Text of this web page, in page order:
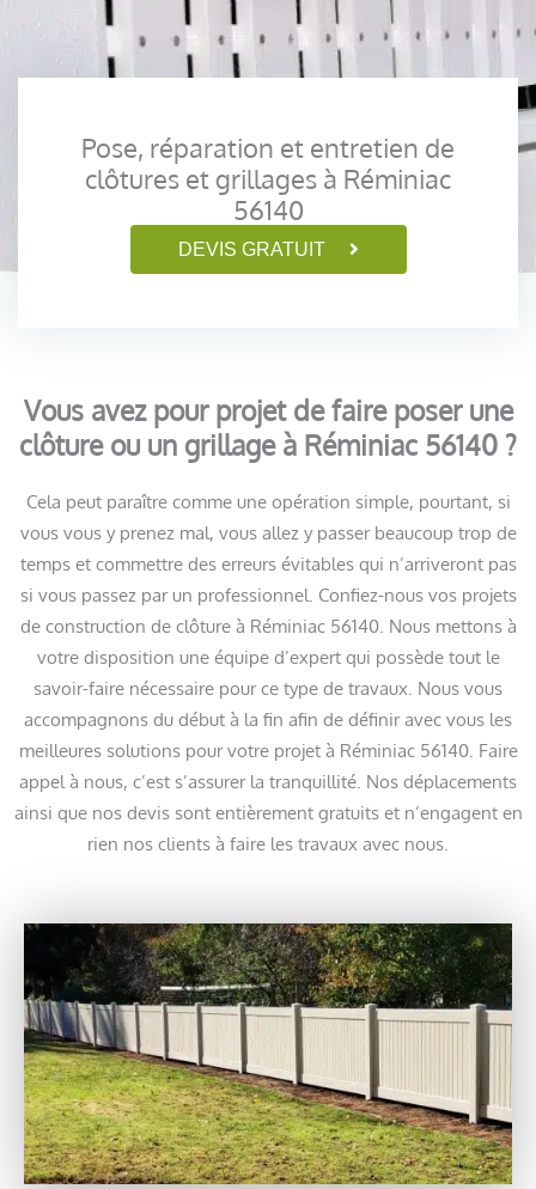
Pose, réparation et entretien de
clôtures et grillages à Réminiac
56140
DEVIS GRATUIT
Vous avez pour projet de faire poser une
clôture ou un grillage à Réminiac 56140 ?
Cela peut paraître comme une opération simple, pourtant, si
vous vous y prenez mal, vous allez y passer beaucoup trop de
temps et commettre des erreurs évitables qui n’arriveront pas
si vous passez par un professionnel. Confiez-nous vos projets
de construction de clôture à Réminiac 56140. Nous mettons à
votre disposition une équipe d’expert qui possède tout le
savoir-faire nécessaire pour ce type de travaux. Nous vous
accompagnons du début à la fin afin de définir avec vous les
meilleures solutions pour votre projet à Réminiac 56140. Faire
appel à nous, c’est s’assurer la tranquillité. Nos déplacements
ainsi que nos devis sont entièrement gratuits et n’engagent en
rien nos clients à faire les travaux avec nous.